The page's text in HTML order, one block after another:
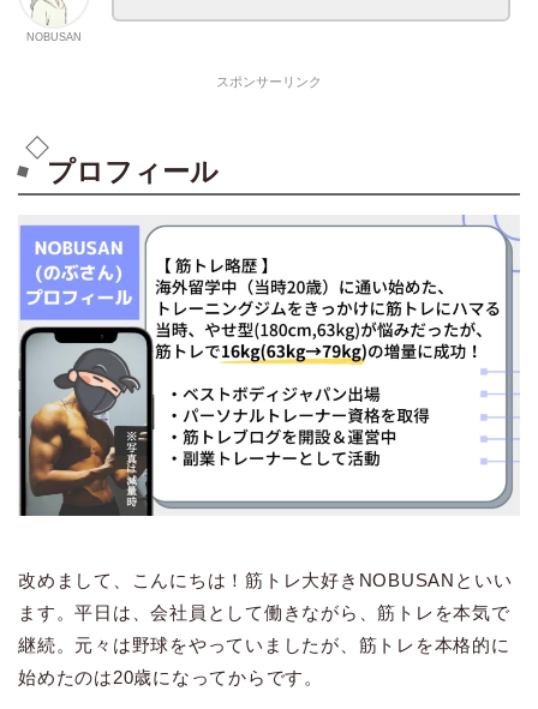
NOBUSAN
スポンサーリンク
プロフィール
改めまして、こんにちは！筋トレ大好きNOBUSANといい
ます。平日は、会社員として働きながら、筋トレを本気で
継続。元々は野球をやっていましたが、筋トレを本格的に
始めたのは20歳になってからです。